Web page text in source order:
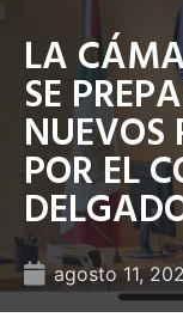
LA
SE
NUEVOS
POR EL
agosto 11,